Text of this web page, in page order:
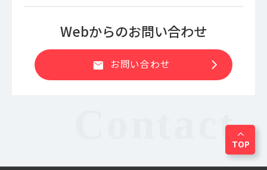
Webからのお問い合わせ
mail お問い合わせ chevron_right
expand_less
TOP